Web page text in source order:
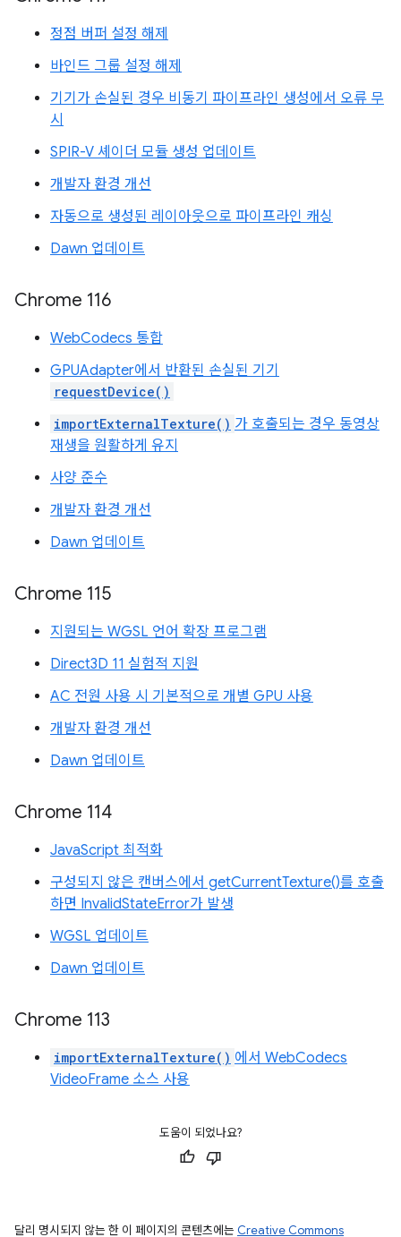
정점 버퍼 설정 해제
바인드 그룹 설정 해제
기기가 손실된 경우 비동기 파이프라인 생성에서 오류 무
시
SPIR-V 셰이더 모듈 생성 업데이트
개발자 환경 개선
자동으로 생성된 레이아웃으로 파이프라인 캐싱
Dawn 업데이트
Chrome 116
WebCodecs 통합
GPUAdapter에서 반환된 손실된 기기
requestDevice()
importExternalTexture() 가 호출되는 경우 동영상
재생을 원활하게 유지
사양 준수
개발자 환경 개선
Dawn 업데이트
Chrome 115
지원되는 WGSL 언어 확장 프로그램
Direct3D 11 실험적 지원
AC 전원 사용 시 기본적으로 개별 GPU 사용
개발자 환경 개선
Dawn 업데이트
Chrome 114
JavaScript 최적화
구성되지 않은 캔버스에서 getCurrentTexture()를 호출
하면 InvalidStateError가 발생
WGSL 업데이트
Dawn 업데이트
Chrome 113
importExternalTexture() 에서 WebCodecs
VideoFrame 소스 사용
도움이 되었나요?
달리 명시되지 않는 한 이 페이지의 콘텐츠에는 Creative Commons